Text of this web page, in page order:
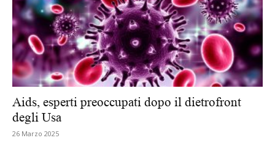
Aids, esperti preoccupati dopo il dietrofront
degli Usa
26 Marzo 2025